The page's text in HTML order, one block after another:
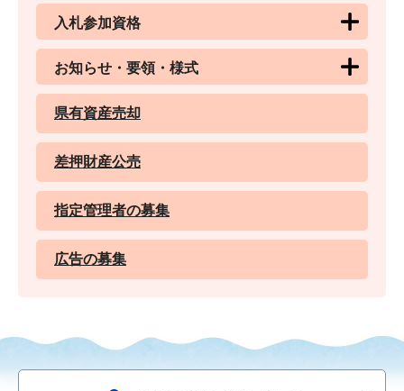
入札参加資格
お知らせ・要領・様式
県有資産売却
差押財産公売
指定管理者の募集
広告の募集